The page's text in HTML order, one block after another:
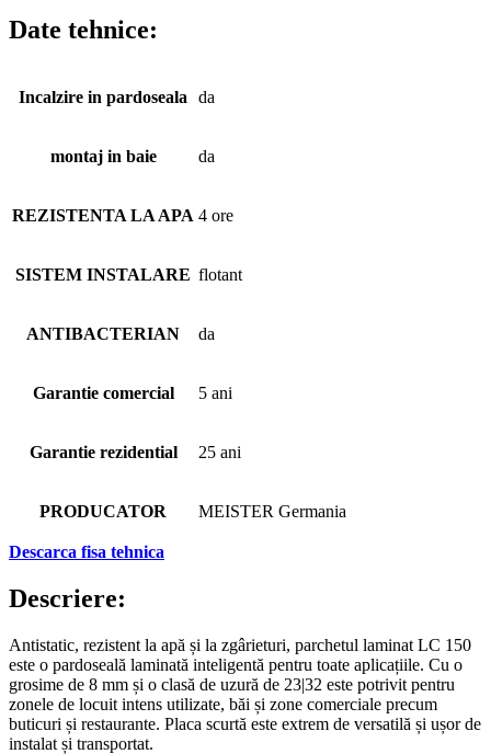
Date tehnice:
Incalzire in pardoseala da
montaj in baie da
REZISTENTA LA APA 4 ore
SISTEM INSTALARE flotant
ANTIBACTERIAN da
Garantie comercial 5 ani
Garantie rezidential 25 ani
PRODUCATOR MEISTER Germania
Descarca fisa tehnica
Descriere:
Antistatic, rezistent la apă și la zgârieturi, parchetul laminat LC 150
este o pardoseală laminată inteligentă pentru toate aplicațiile. Cu o
grosime de 8 mm și o clasă de uzură de 23|32 este potrivit pentru
zonele de locuit intens utilizate, băi și zone comerciale precum
buticuri și restaurante. Placa scurtă este extrem de versatilă și ușor de
instalat și transportat.